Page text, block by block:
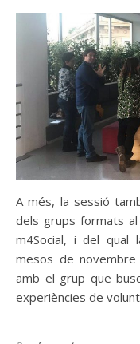
A més, la sessió
dels grups formats al
m4Social, i del qual
mesos de novembre
amb el grup que
experiències de